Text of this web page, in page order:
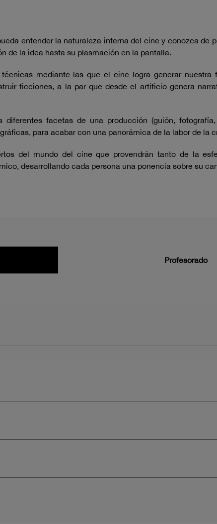
entender la naturaleza interna del cine y conozca de
de la idea hasta su plasmación en la pantalla.
mediante las que el cine logra generar nuestra
ficciones, a la par que desde el artificio genera
facetas de una producción (guión,
para acabar con una panorámica de la labor de la
del mundo del cine que provendrán tanto de la
desarrollando cada persona una ponencia sobre su
Profesorado